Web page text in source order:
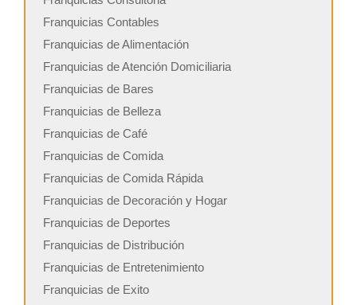
Franquicias Contables
Franquicias de Alimentación
Franquicias de Atención Domiciliaria
Franquicias de Bares
Franquicias de Belleza
Franquicias de Café
Franquicias de Comida
Franquicias de Comida Rápida
Franquicias de Decoración y Hogar
Franquicias de Deportes
Franquicias de Distribución
Franquicias de Entretenimiento
Franquicias de Exito